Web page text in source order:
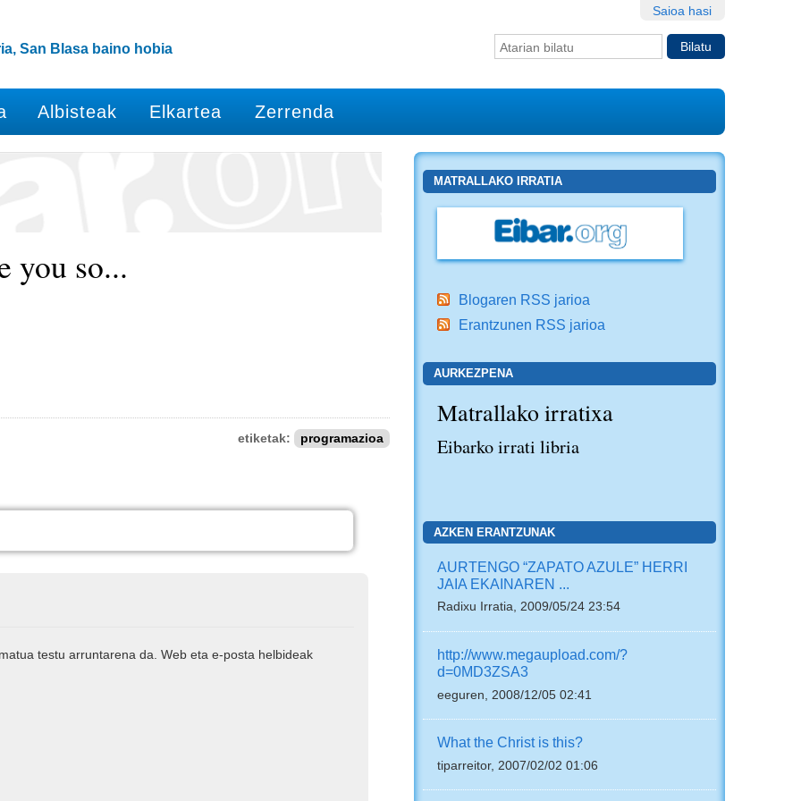
Saioa hasi
Bilatu atarian
San Blasa baino hobia
Albisteak Elkartea Zerrenda
you so...
etiketak: programazioa
testu arruntarena da. Web eta e-posta helbideak
MATRALLAKO IRRATIA
Blogaren RSS jarioa
Erantzunen RSS jarioa
AURKEZPENA
Matrallako irratixa
Eibarko irrati libria
AZKEN ERANTZUNAK
AURTENGO “ZAPATO AZULE” HERRI
JAIA EKAINAREN ...
Radixu Irratia, 2009/05/24 23:54
http://www.megaupload.com/?
d=0MD3ZSA3
eeguren, 2008/12/05 02:41
What the Christ is this?
tiparreitor, 2007/02/02 01:06